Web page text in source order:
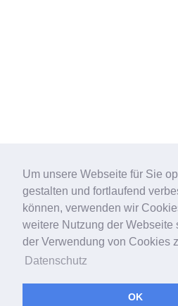
Um unsere Webseite für Sie
gestalten und fortlaufend
können, verwenden wir
weitere Nutzung der Webseite
der Verwendung von Cookies
Datenschutz
OK